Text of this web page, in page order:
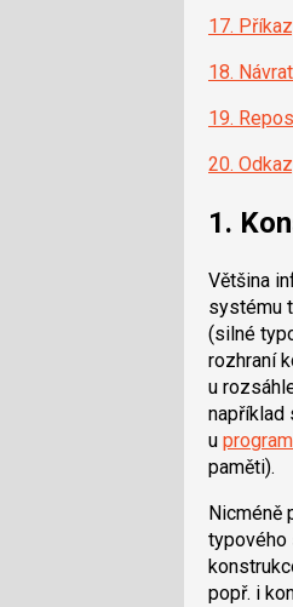
17.
18.
19.
20.
1.
Většina
systému
(silné
rozhraní
u
například
u
paměti).
Nicméně
typového
popř. i